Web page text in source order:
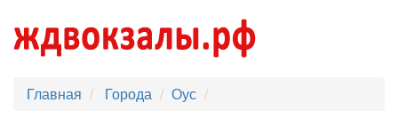
Главная Города Оус